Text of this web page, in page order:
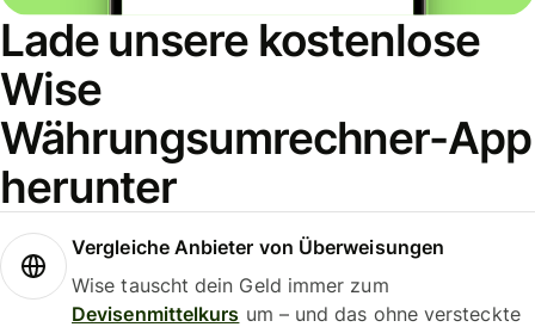
Lade unsere kostenlose
Wise
Währungsumrechner-App
herunter
Vergleiche Anbieter von Überweisungen
Wise tauscht dein Geld immer zum
Devisenmittelkurs um – und das ohne versteckte